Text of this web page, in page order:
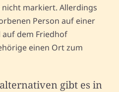
markiert. Allerdings
Person auf einer
auf dem Friedhof
einen Ort zum
gibt es in